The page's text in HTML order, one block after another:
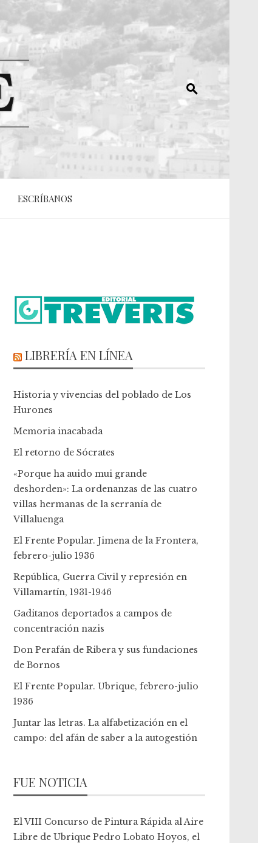
ESCRÍBANOS
LIBRERÍA EN LÍNEA
Historia y vivencias del poblado de Los
Hurones
Memoria inacabada
El retorno de Sócrates
«Porque ha auido mui grande
deshorden»: La ordenanzas de las cuatro
villas hermanas de la serranía de
Villaluenga
El Frente Popular. Jimena de la Frontera,
febrero-julio 1936
República, Guerra Civil y represión en
Villamartín, 1931-1946
Gaditanos deportados a campos de
concentración nazis
Don Perafán de Ribera y sus fundaciones
de Bornos
El Frente Popular. Ubrique, febrero-julio
1936
Juntar las letras. La alfabetización en el
campo: del afán de saber a la autogestión
FUE NOTICIA
El VIII Concurso de Pintura Rápida al Aire
Libre de Ubrique Pedro Lobato Hoyos, el